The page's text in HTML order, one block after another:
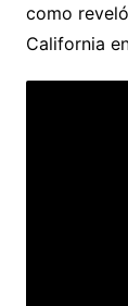
como
California